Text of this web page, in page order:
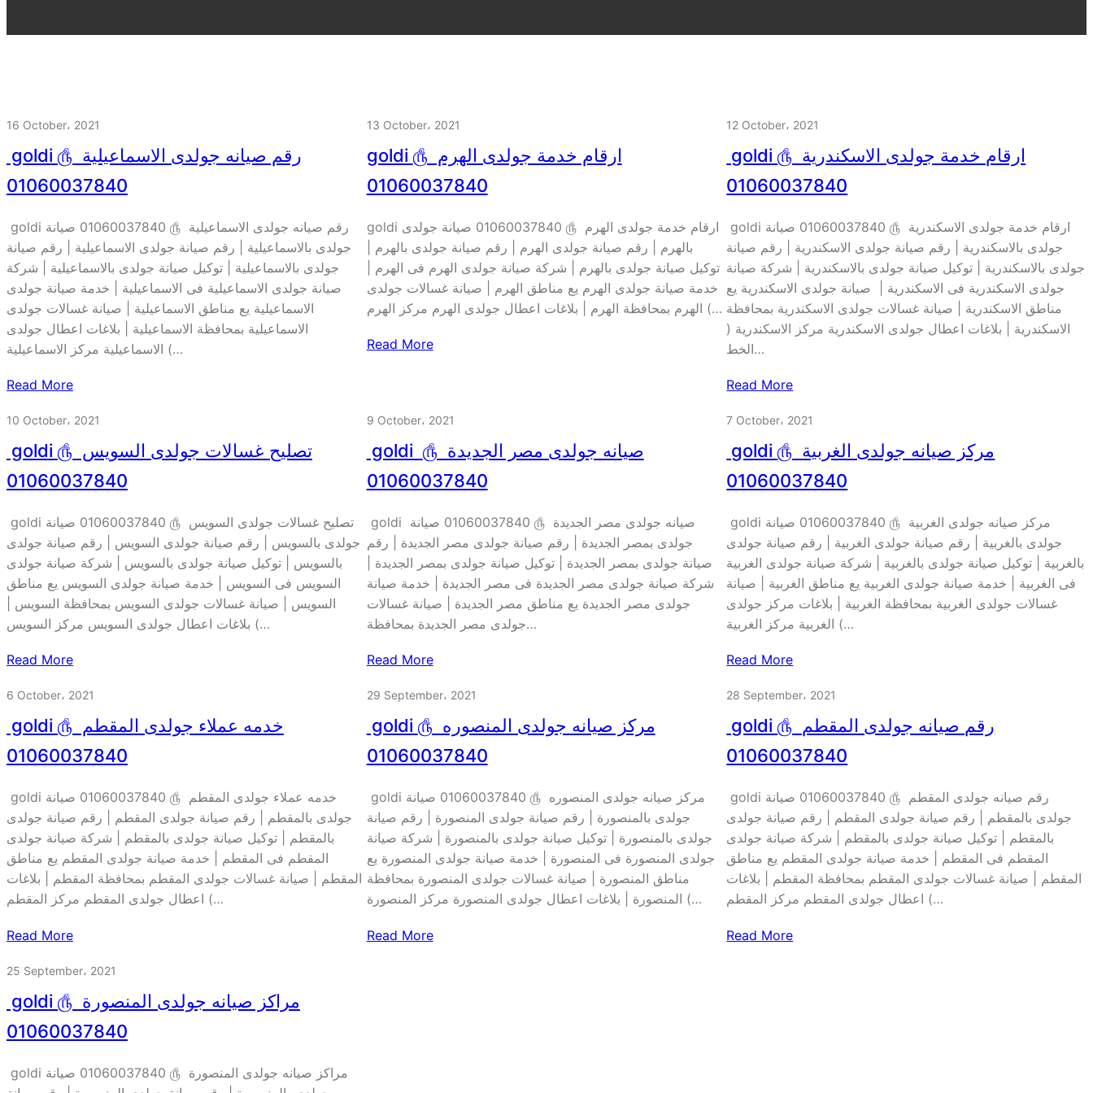
16 October، 2021
goldi رقم صيانه جولدى الاسماعيلية ௹
01060037840
goldi رقم صيانه جولدى الاسماعيلية ௹ 01060037840 صيانة
جولدى بالاسماعيلية | رقم صيانة جولدى الاسماعيلية | رقم صيانة
جولدى بالاسماعيلية | توكيل صيانة جولدى بالاسماعيلية | شركة
صيانة جولدى الاسماعيلية فى الاسماعيلية | خدمة صيانة جولدى
الاسماعيلية يع مناطق الاسماعيلية | صيانة غسالات جولدى
الاسماعيلية بمحافظة الاسماعيلية | بلاغات اعطال جولدى
الاسماعيلية مركز الاسماعيلية (…
Read More
13 October، 2021
goldi ارقام خدمة جولدى الهرم ௹
01060037840
goldi ارقام خدمة جولدى الهرم ௹ 01060037840 صيانة جولدى
بالهرم | رقم صيانة جولدى الهرم | رقم صيانة جولدى بالهرم |
توكيل صيانة جولدى بالهرم | شركة صيانة جولدى الهرم فى الهرم |
خدمة صيانة جولدى الهرم يع مناطق الهرم | صيانة غسالات جولدى
الهرم بمحافظة الهرم | بلاغات اعطال جولدى الهرم مركز الهرم (…
Read More
12 October، 2021
goldi ارقام خدمة جولدى الاسكندرية ௹
01060037840
goldi ارقام خدمة جولدى الاسكندرية ௹ 01060037840 صيانة
جولدى بالاسكندرية | رقم صيانة جولدى الاسكندرية | رقم صيانة
جولدى بالاسكندرية | توكيل صيانة جولدى بالاسكندرية | شركة صيانة
جولدى الاسكندرية فى الاسكندرية | صيانة جولدى الاسكندرية يع
مناطق الاسكندرية | صيانة غسالات جولدى الاسكندرية بمحافظة
الاسكندرية | بلاغات اعطال جولدى الاسكندرية مركز الاسكندرية (
الخط…
Read More
10 October، 2021
goldi تصليح غسالات جولدى السويس ௹
01060037840
goldi تصليح غسالات جولدى السويس ௹ 01060037840 صيانة
جولدى بالسويس | رقم صيانة جولدى السويس | رقم صيانة جولدى
بالسويس | توكيل صيانة جولدى بالسويس | شركة صيانة جولدى
السويس فى السويس | خدمة صيانة جولدى السويس يع مناطق
السويس | صيانة غسالات جولدى السويس بمحافظة السويس |
بلاغات اعطال جولدى السويس مركز السويس (…
Read More
9 October، 2021
goldi صيانه جولدى مصر الجديدة ௹
01060037840
goldi صيانه جولدى مصر الجديدة ௹ 01060037840 صيانة
جولدى بمصر الجديدة | رقم صيانة جولدى مصر الجديدة | رقم
صيانة جولدى بمصر الجديدة | توكيل صيانة جولدى بمصر الجديدة |
شركة صيانة جولدى مصر الجديدة فى مصر الجديدة | خدمة صيانة
جولدى مصر الجديدة يع مناطق مصر الجديدة | صيانة غسالات
جولدى مصر الجديدة بمحافظة…
Read More
7 October، 2021
goldi مركز صيانه جولدى الغربية ௹
01060037840
goldi مركز صيانه جولدى الغربية ௹ 01060037840 صيانة
جولدى بالغربية | رقم صيانة جولدى الغربية | رقم صيانة جولدى
بالغربية | توكيل صيانة جولدى بالغربية | شركة صيانة جولدى الغربية
فى الغربية | خدمة صيانة جولدى الغربية يع مناطق الغربية | صيانة
غسالات جولدى الغربية بمحافظة الغربية | بلاغات مركز جولدى
الغربية مركز الغربية (…
Read More
6 October، 2021
goldi خدمه عملاء جولدى المقطم ௹
01060037840
goldi خدمه عملاء جولدى المقطم ௹ 01060037840 صيانة
جولدى بالمقطم | رقم صيانة جولدى المقطم | رقم صيانة جولدى
بالمقطم | توكيل صيانة جولدى بالمقطم | شركة صيانة جولدى
المقطم فى المقطم | خدمة صيانة جولدى المقطم يع مناطق
المقطم | صيانة غسالات جولدى المقطم بمحافظة المقطم | بلاغات
اعطال جولدى المقطم مركز المقطم (…
Read More
29 September، 2021
goldi مركز صيانه جولدى المنصوره ௹
01060037840
goldi مركز صيانه جولدى المنصوره ௹ 01060037840 صيانة
جولدى بالمنصورة | رقم صيانة جولدى المنصورة | رقم صيانة
جولدى بالمنصورة | توكيل صيانة جولدى بالمنصورة | شركة صيانة
جولدى المنصورة فى المنصورة | خدمة صيانة جولدى المنصورة يع
مناطق المنصورة | صيانة غسالات جولدى المنصورة بمحافظة
المنصورة | بلاغات اعطال جولدى المنصورة مركز المنصورة (…
Read More
28 September، 2021
goldi رقم صيانه جولدى المقطم ௹
01060037840
goldi رقم صيانه جولدى المقطم ௹ 01060037840 صيانة
جولدى بالمقطم | رقم صيانة جولدى المقطم | رقم صيانة جولدى
بالمقطم | توكيل صيانة جولدى بالمقطم | شركة صيانة جولدى
المقطم فى المقطم | خدمة صيانة جولدى المقطم يع مناطق
المقطم | صيانة غسالات جولدى المقطم بمحافظة المقطم | بلاغات
اعطال جولدى المقطم مركز المقطم (…
Read More
25 September، 2021
goldi مراكز صيانه جولدى المنصورة ௹
01060037840
goldi مراكز صيانه جولدى المنصورة ௹ 01060037840 صيانة